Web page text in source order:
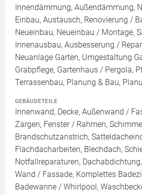
Innendämmung, Außendämmung,
Einbau, Austausch, Renovierung /
Neueinbau, Neueinbau / Montage,
Innenausbau, Ausbesserung /
Neuanlage Garten, Umgestaltung
Grabpflege, Gartenhaus / Pergola,
Terrassenbau, Planung & Bau,
GEBÄUDETEILE
Innenwand, Decke, Außenwand /
Zargen, Fenster / Rahmen,
Brandschutzanstrich,
Flachdacharbeiten, Blechdach,
Notfallreparaturen,
Wand / Fassade, Komplettes
Badewanne / Whirlpool,